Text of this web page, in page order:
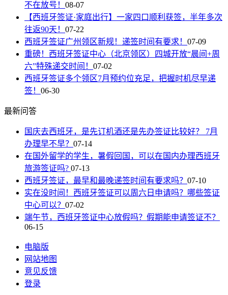
不在放号！ 08-07
【西班牙签证·家庭出行】一家四口顺利获签，半年多次
往返90天！ 07-22
西班牙签证广州领区新规！递签时间有要求！ 07-09
重磅！西班牙签证中心（北京领区）四城开放“晨间+周
六”特殊递交时间！ 07-02
西班牙签证多个领区7月预约位充足，把握时机尽早递
签！ 06-30
最新问答
国庆去西班牙，是先订机酒还是先办签证比较好？ 7月
办理早不早？ 07-14
在国外留学的学生，暑假回国，可以在国内办理西班牙
旅游签证吗? 07-13
西班牙签证，最早和最晚递签时间有要求吗？ 07-10
实在没时间！西班牙签证可以周六日申请吗？哪些签证
中心可以？ 07-02
端午节，西班牙签证中心放假吗？假期能申请签证不？
06-15
电脑版
网站地图
意见反馈
登录